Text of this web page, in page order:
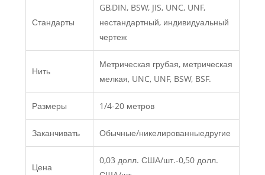
Стандарты
GB,DIN, BSW, JIS, UNC, UNF,
нестандартный, индивидуальный
чертеж
Нить
Метрическая грубая, метрическая
мелкая, UNC, UNF, BSW, BSF.
Размеры 1/4-20 метров
Заканчивать Обычные/никелированныедругие
Цена
0,03 долл. США/шт.-0,50 долл.